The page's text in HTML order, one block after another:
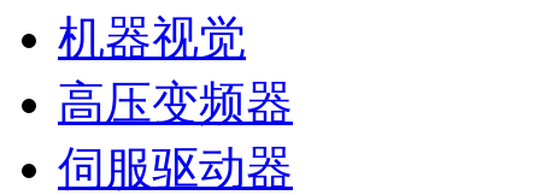
机器视觉
高压变频器
伺服驱动器